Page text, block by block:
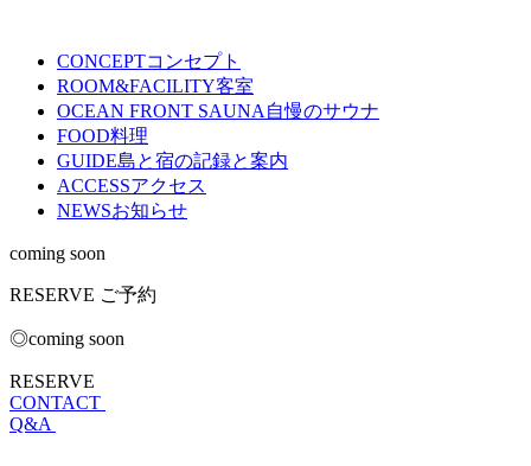
CONCEPTコンセプト
ROOM&FACILITY客室
OCEAN FRONT SAUNA 自慢のサウナ
FOOD料理
GUIDE島と宿の記録と案内
ACCESSアクセス
NEWSお知らせ
coming soon
RESERVE ご予約
◎coming soon
RESERVE
CONTACT
Q&A